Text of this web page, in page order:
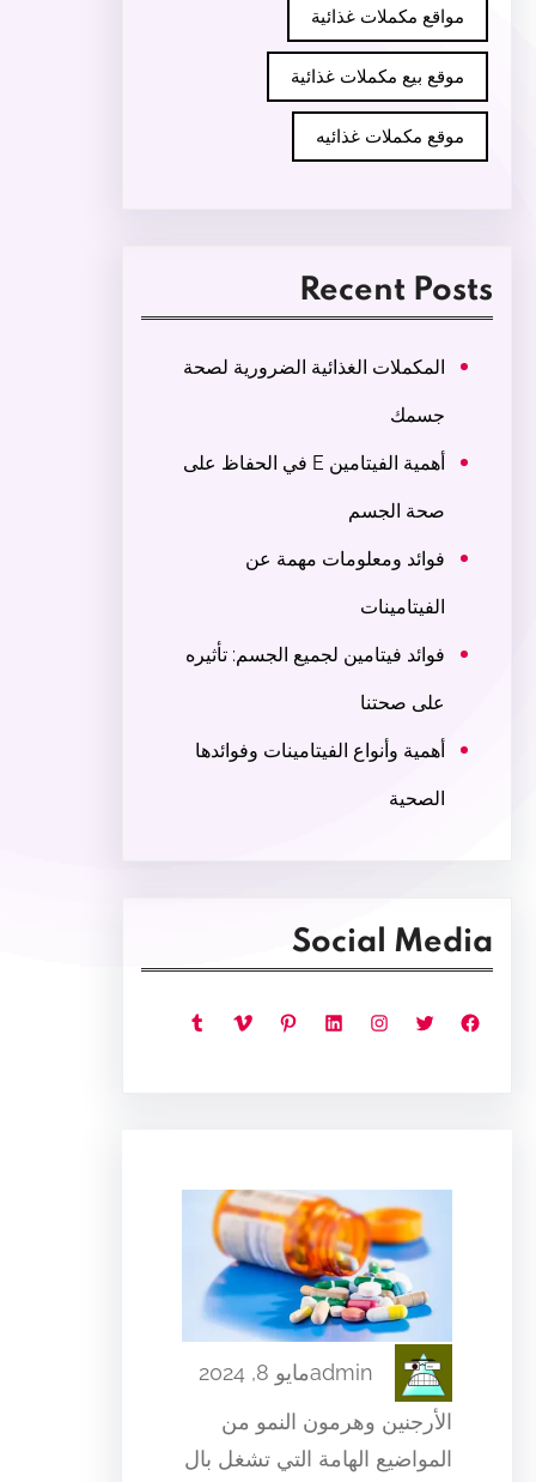
مواقع مكملات غذائية
موقع بيع مكملات غذائية
موقع مكملات غذائيه
Recent Posts
المكملات الغذائية الضرورية لصحة
جسمك
أهمية الفيتامين E في الحفاظ على
صحة الجسم
فوائد ومعلومات مهمة عن
الفيتامينات
فوائد فيتامين لجميع الجسم: تأثيره
على صحتنا
أهمية وأنواع الفيتامينات وفوائدها
الصحية
Social Media
فيسبوك تويتر إنستجرام لينكد إن بينتريست فيميو تمبلر
adminمايو 8, 2024
الأرجنين وهرمون النمو من
المواضيع الهامة التي تشغل بال